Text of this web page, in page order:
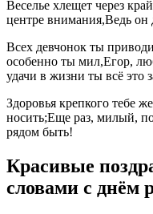
Веселье хлещет через
центре внимания,Ведь
Всех девчонок ты
особенно ты мил,Егор,
удачи в жизни ты всё это
Здоровья крепкого тебе
носить;Еще раз, милый,
рядом быть!
Красивые
словами с днём